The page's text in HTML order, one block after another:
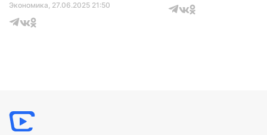
Экономика, 27.06.2025 21:50